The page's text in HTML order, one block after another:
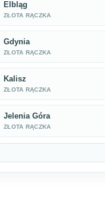
Elbląg
ZŁOTA RĄCZKA
Gdynia
ZŁOTA RĄCZKA
Kalisz
ZŁOTA RĄCZKA
Jelenia Góra
ZŁOTA RĄCZKA